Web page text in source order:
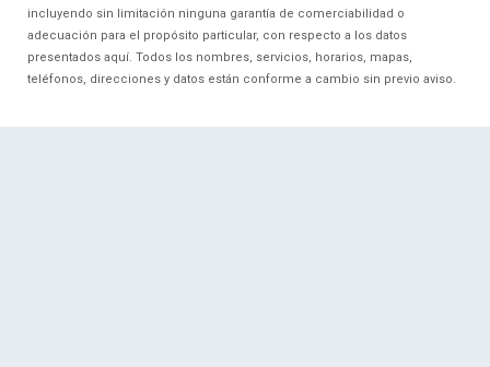
incluyendo sin limitación ninguna garantía de comerciabilidad o
adecuación para el propósito particular, con respecto a los datos
presentados aquí. Todos los nombres, servicios, horarios, mapas,
teléfonos, direcciones y datos están conforme a cambio sin previo aviso.